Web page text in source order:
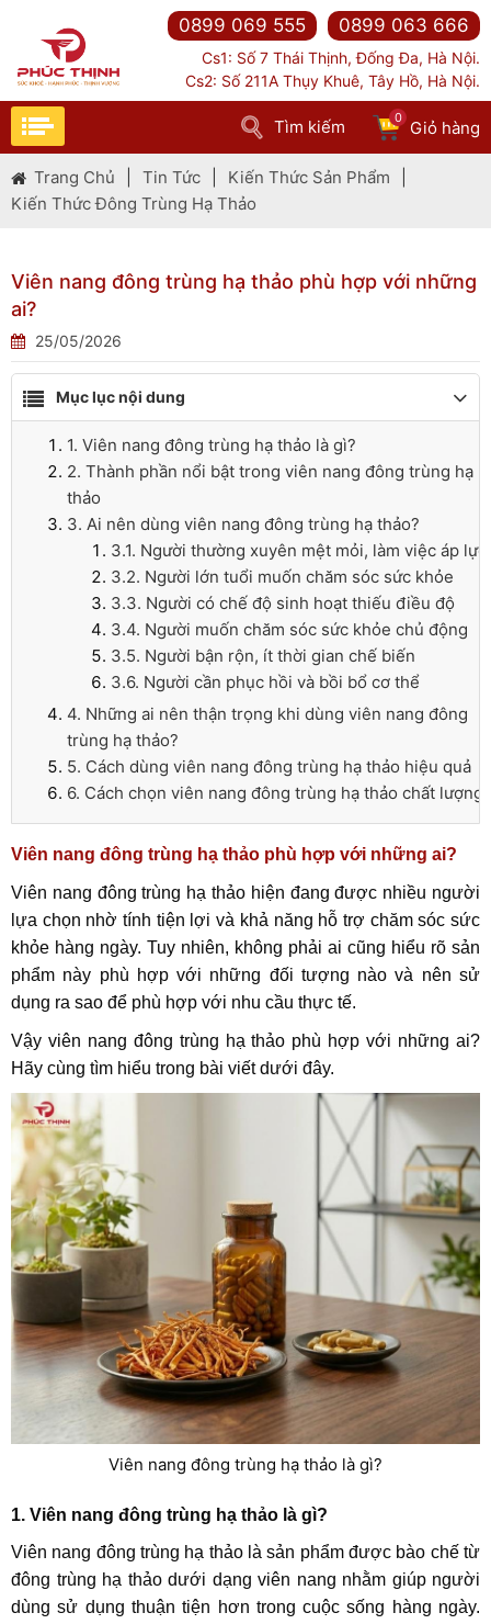
Cs1: Số 7 Thái Thịnh, Đống Đa, Hà Nội.
Cs2: Số 211A Thụy Khuê, Tây Hồ, Hà Nội.
Giỏ hàng
0
Tìm kiếm
0899 069 555 0899 063 666
Trang Chủ Tin Tức Kiến Thức Sản Phẩm
Kiến Thức Đông Trùng Hạ Thảo
Viên nang đông trùng hạ thảo phù hợp với những
ai?
25/05/2026
Mục lục nội dung
1. Viên nang đông trùng hạ thảo là gì?
2. Thành phần nổi bật trong viên nang đông trùng hạ
thảo
3. Ai nên dùng viên nang đông trùng hạ thảo?
3.1. Người thường xuyên mệt mỏi, làm việc áp lực
3.2. Người lớn tuổi muốn chăm sóc sức khỏe
3.3. Người có chế độ sinh hoạt thiếu điều độ
3.4. Người muốn chăm sóc sức khỏe chủ động
3.5. Người bận rộn, ít thời gian chế biến
3.6. Người cần phục hồi và bồi bổ cơ thể
4. Những ai nên thận trọng khi dùng viên nang đông
trùng hạ thảo?
5. Cách dùng viên nang đông trùng hạ thảo hiệu quả
6. Cách chọn viên nang đông trùng hạ thảo chất lượng
Viên nang đông trùng hạ thảo phù hợp với những ai?
Viên nang đông trùng hạ thảo hiện đang được nhiều người
lựa chọn nhờ tính tiện lợi và khả năng hỗ trợ chăm sóc sức
khỏe hàng ngày. Tuy nhiên, không phải ai cũng hiểu rõ sản
phẩm này phù hợp với những đối tượng nào và nên sử
dụng ra sao để phù hợp với nhu cầu thực tế.
Vậy viên nang đông trùng hạ thảo phù hợp với những ai?
Hãy cùng tìm hiểu trong bài viết dưới đây.
Viên nang đông trùng hạ thảo là gì?
1. Viên nang đông trùng hạ thảo là gì?
Viên nang đông trùng hạ thảo là sản phẩm được bào chế từ
đông trùng hạ thảo dưới dạng viên nang nhằm giúp người
dùng sử dụng thuận tiện hơn trong cuộc sống hàng ngày.